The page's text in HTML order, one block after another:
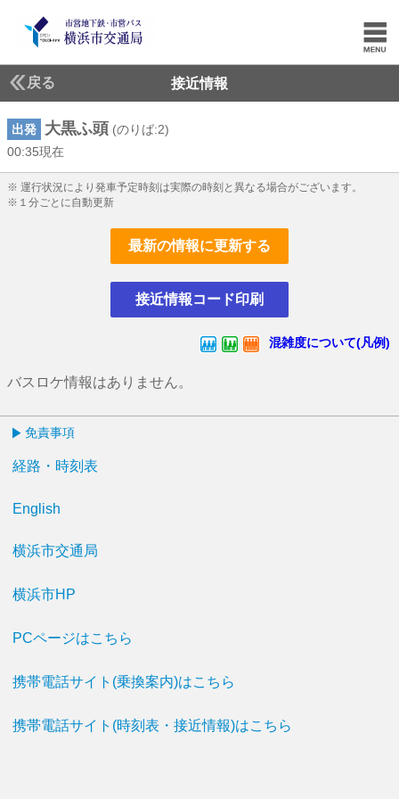
戻る 接近情報
出発 大黒ふ頭 (のりば:2)
00:35現在
※ 運行状況により発車予定時刻は実際の時刻と異なる場合がございます。
※１分ごとに自動更新
最新の情報に更新する
接近情報コード印刷
混雑度について(凡例)
バスロケ情報はありません。
免責事項
経路・時刻表
English
横浜市交通局
横浜市HP
PCページはこちら
携帯電話サイト(乗換案内)はこちら
携帯電話サイト(時刻表・接近情報)はこちら